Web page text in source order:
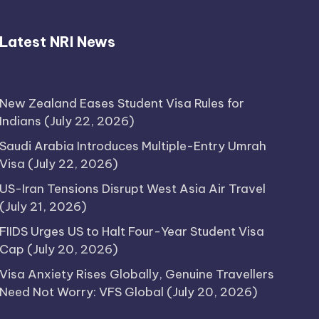
Latest NRI News
New Zealand Eases Student Visa Rules for
Indians (July 22, 2026)
Saudi Arabia Introduces Multiple-Entry Umrah
Visa (July 22, 2026)
US-Iran Tensions Disrupt West Asia Air Travel
(July 21, 2026)
FIIDS Urges US to Halt Four-Year Student Visa
Cap (July 20, 2026)
Visa Anxiety Rises Globally, Genuine Travellers
Need Not Worry: VFS Global (July 20, 2026)